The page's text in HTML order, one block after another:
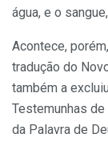
água, e o
Acontece,
tradução do
também a
Testemunhas
da Palavra de